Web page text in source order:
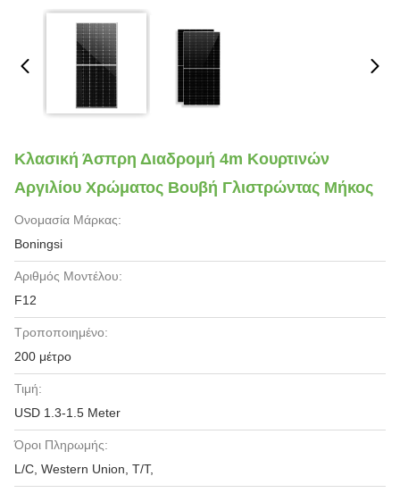
Κλασική Άσπρη Διαδρομή 4m Κουρτινών
Αργιλίου Χρώματος Βουβή Γλιστρώντας Μήκος
Ονομασία Μάρκας:
Boningsi
Αριθμός Μοντέλου:
F12
Τροποποιημένο:
200 μέτρο
Τιμή:
USD 1.3-1.5 Meter
Όροι Πληρωμής:
L/C, Western Union, T/T,